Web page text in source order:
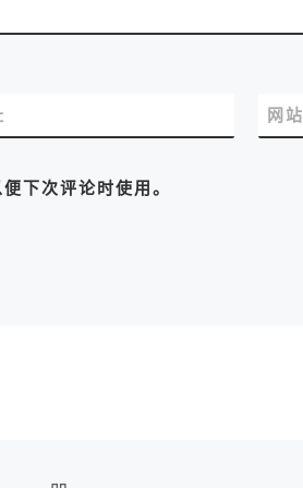
网
下次评论时使用。